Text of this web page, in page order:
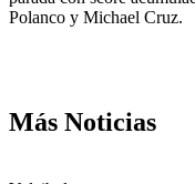
Polanco y Michael Cruz.
Más Noticias